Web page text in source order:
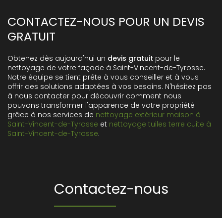
CONTACTEZ-NOUS POUR UN DEVIS
GRATUIT
Obtenez dès aujourd'hui un devis gratuit pour le
nettoyage de votre façade à Saint-Vincent-de-Tyrosse.
Notre équipe se tient prête à vous conseiller et à vous
offrir des solutions adaptées à vos besoins. N'hésitez pas
à nous contacter pour découvrir comment nous
pouvons transformer l'apparence de votre propriété
grâce à nos services de nettoyage extérieur maison à
Saint-Vincent-de-Tyrosse et nettoyage tuiles terre cuite à
Saint-Vincent-de-Tyrosse.
Contactez-nous